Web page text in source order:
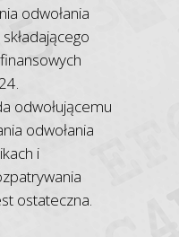
odwołania
odwołującemu
odwołania
i
ostateczna.